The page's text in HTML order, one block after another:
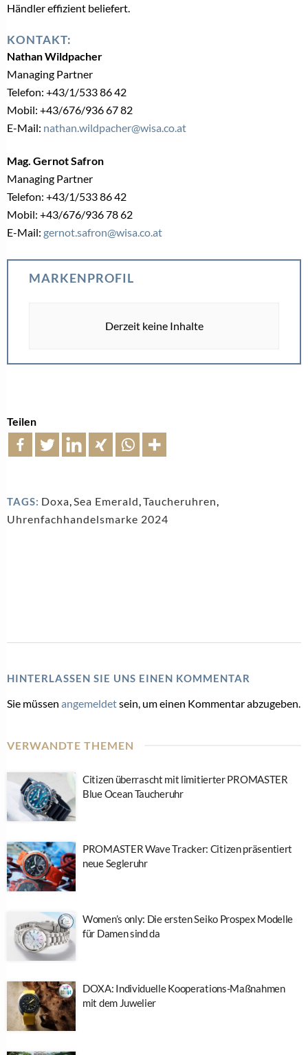
Händler effizient beliefert.
KONTAKT:
Nathan Wildpacher
Managing Partner
Telefon: +43/1/533 86 42
Mobil: +43/676/936 67 82
E-Mail: nathan.wildpacher@wisa.co.at
Mag. Gernot Safron
Managing Partner
Telefon: +43/1/533 86 42
Mobil: +43/676/936 78 62
E-Mail: gernot.safron@wisa.co.at
MARKENPROFIL
Derzeit keine Inhalte
Teilen
TAGS: Doxa,Sea Emerald,Taucheruhren,
Uhrenfachhandelsmarke 2024
HINTERLASSEN SIE UNS EINEN KOMMENTAR
Sie müssen angemeldetsein, um einen Kommentar abzugeben.
VERWANDTE THEMEN
Citizen überrascht mit limitierter PROMASTER
Blue Ocean Taucheruhr
PROMASTER Wave Tracker: Citizen präsentiert
neue Segleruhr
Women’s only: Die ersten Seiko Prospex Modelle
für Damen sind da
DOXA: Individuelle Kooperations-Maßnahmen
mit dem Juwelier